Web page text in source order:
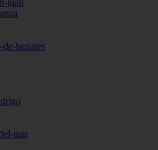
juan
henares
mar